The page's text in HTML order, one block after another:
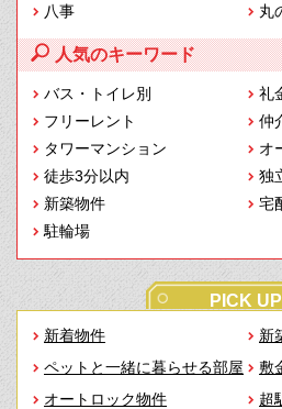
八事
丸
人気のキーワード
バス・トイレ別
礼
フリーレント
仲
タワーマンション
オ
徒歩3分以内
独
新築物件
宅
駐輪場
PICK UP
新着物件
新
ペットと一緒に暮らせる部屋
敷
オートロック物件
超